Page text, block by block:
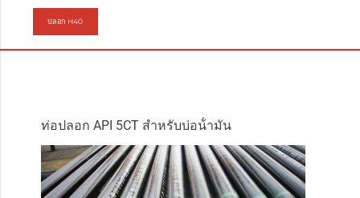
ปลอก H40
ท่อปลอก API 5CT สําหรับบ่อน้ํามัน